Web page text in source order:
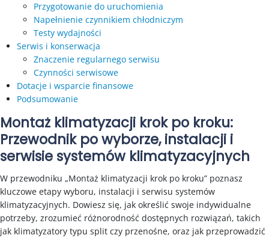
Przygotowanie do uruchomienia
Napełnienie czynnikiem chłodniczym
Testy wydajności
Serwis i konserwacja
Znaczenie regularnego serwisu
Czynności serwisowe
Dotacje i wsparcie finansowe
Podsumowanie
Montaż klimatyzacji krok po kroku:
Przewodnik po wyborze, instalacji i
serwisie systemów klimatyzacyjnych
W przewodniku „Montaż klimatyzacji krok po kroku” poznasz
kluczowe etapy wyboru, instalacji i serwisu systemów
klimatyzacyjnych. Dowiesz się, jak określić swoje indywidualne
potrzeby, zrozumieć różnorodność dostępnych rozwiązań, takich
jak klimatyzatory typu split czy przenośne, oraz jak przeprowadzić